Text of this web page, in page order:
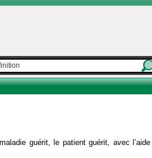
guérit, le patient guérit, avec